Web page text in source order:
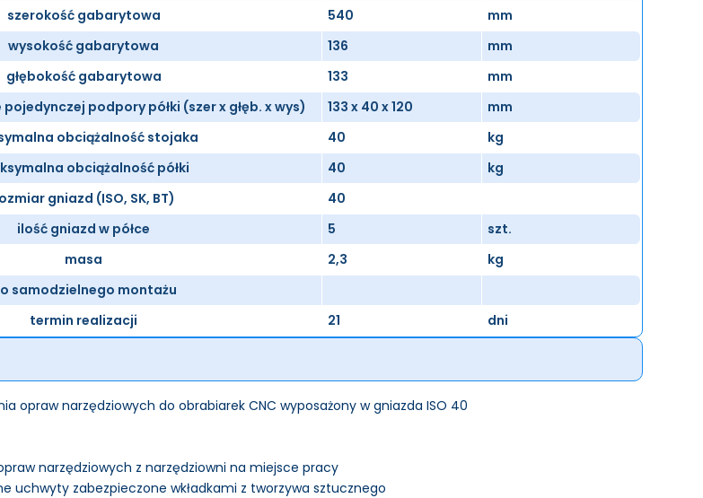
szerokość gabarytowa
540
mm
wysokość gabarytowa
136
mm
głębokość gabarytowa
133
mm
podpory półki (szer x głęb. x wys)
133 x 40 x 120
mm
obciążalność stojaka
40
kg
obciążalność półki
40
kg
gniazd (ISO, SK, BT)
40
ilość gniazd w półce
5
szt.
masa
2,3
kg
samodzielnego montażu
termin realizacji
21 dni
opraw narzędziowych do obrabiarek CNC wyposażony w gniazda ISO 40
narzędziowych z narzędziowni na miejsce pracy
uchwyty zabezpieczone wkładkami z tworzywa sztucznego